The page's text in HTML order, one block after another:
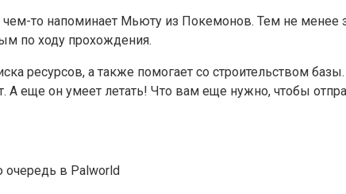
то напоминает Мьюту из Покемонов. Тем не менее
по ходу прохождения.
ресурсов, а также помогает со строительством
А еще он умеет летать! Что вам еще нужно, чтобы